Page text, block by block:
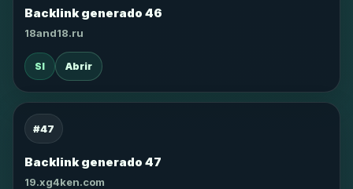
Backlink generado 46
18and18.ru
SI Abrir
#47
Backlink generado 47
19.xg4ken.com